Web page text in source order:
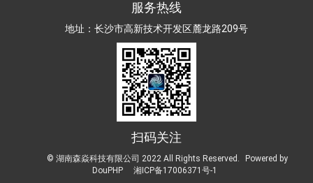
服务热线
地址：长沙市高新技术开发区麓龙路209号
扫码关注
© 湖南森焱科技有限公司 2022 All Rights Reserved.
Powered by
DouPHP
湘ICP备17006371号-1